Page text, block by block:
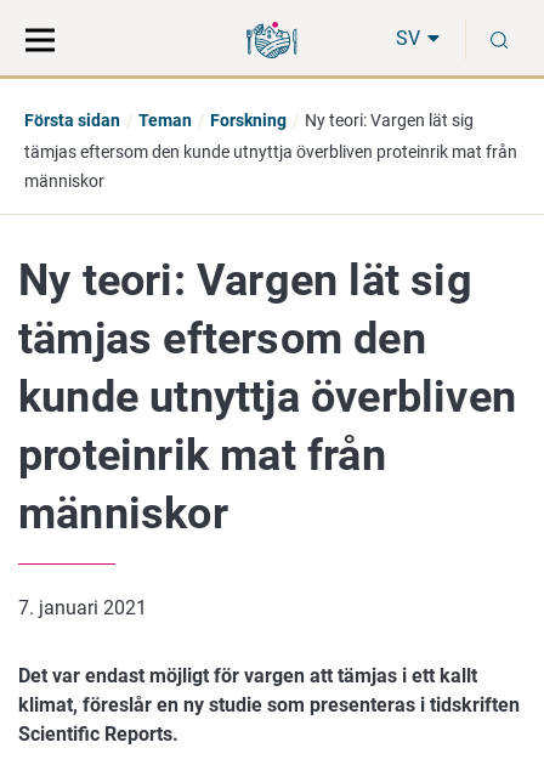
direkt
till
på
hela
SV
Första sidan Teman Forskning
Ny teori: Vargen lät sig
tämjas eftersom den kunde utnyttja överbliven proteinrik mat från
människor
Ny teori: Vargen lät sig
tämjas eftersom den
kunde utnyttja överbliven
proteinrik mat från
människor
7. januari 2021
Det var endast möjligt för vargen att tämjas i ett kallt
klimat, föreslår en ny studie som presenteras i tidskriften
Scientific Reports.